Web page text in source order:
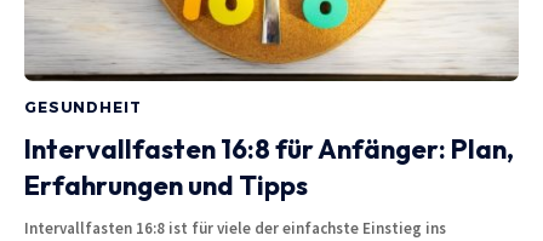
GESUNDHEIT
Intervallfasten 16:8 für Anfänger: Plan,
Erfahrungen und Tipps
Intervallfasten 16:8 ist für viele der einfachste Einstieg ins